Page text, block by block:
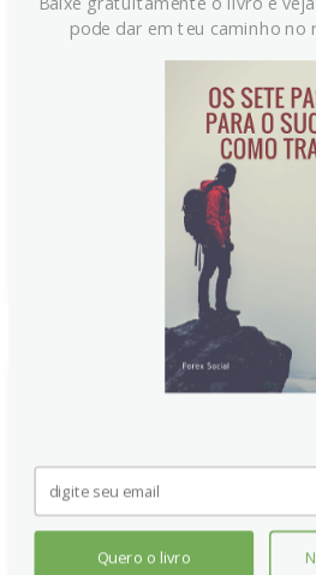
O Índice do Dólar Americano
101.00, impulsionado por
restritiva mais longa do Fed. O
para o índice de inflação PCE,
perspectiva de aperto
pode dar em teu caminho no
Quero o livro